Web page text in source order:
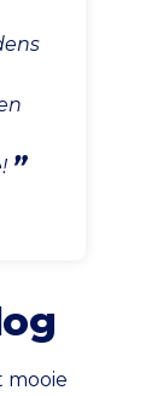
mooie